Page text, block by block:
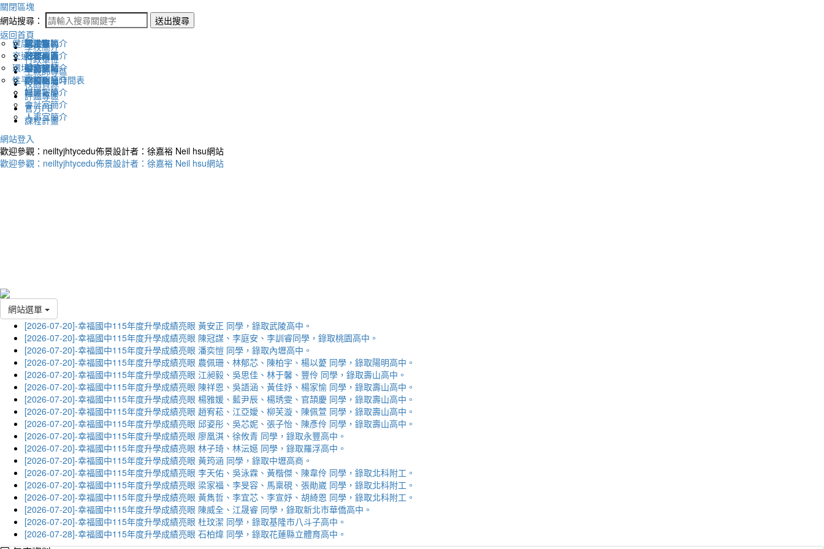
關閉區塊
網站搜尋：
送出搜尋
返回首頁
學校簡介
認識幸福
地理位置
英文網站
幸福相簿
媒體報導
行政單位
校長室簡介
教務處簡介
學務處簡介
總務處簡介
輔導室簡介
會計室簡介
人事室簡介
生親師專區
新生專區
升學專區
圖書館藏
學校作息時間表
校園資源
電子報
下載列表
評鑑專區
健康促進
交通安全
環境教育
性平教育
官方FB
課程計畫
網站登入
歡迎參觀：neiltyjhtycedu佈景設計者：徐嘉裕 Neil hsu網站
歡迎參觀：neiltyjhtycedu佈景設計者：徐嘉裕 Neil hsu網站
網站選單
[2026-07-20]-幸福國中115年度升學成績亮眼 黃安正 同學，錄取武陵高中。
[2026-07-20]-幸福國中115年度升學成績亮眼 陳冠謀、李庭安、李訓睿同學，錄取桃園高中。
[2026-07-20]-幸福國中115年度升學成績亮眼 潘奕愷 同學，錄取內壢高中。
[2026-07-20]-幸福國中115年度升學成績亮眼 農佩珊、林郁芯、陳柏宇、楊以薆 同學，錄取陽明高中。
[2026-07-20]-幸福國中115年度升學成績亮眼 江昶毅、吳思佳、林于馨、豐伶 同學，錄取壽山高中。
[2026-07-20]-幸福國中115年度升學成績亮眼 陳祥恩、吳語涵、黃佳妤、楊家愉 同學，錄取壽山高中。
[2026-07-20]-幸福國中115年度升學成績亮眼 楊雅媛、藍尹辰、楊琇雯、官頡慶 同學，錄取壽山高中。
[2026-07-20]-幸福國中115年度升學成績亮眼 趙宥菘、江亞嬡、柳芙漩、陳佩萱 同學，錄取壽山高中。
[2026-07-20]-幸福國中115年度升學成績亮眼 邱姿彤、吳芯妮、張子怡、陳彥伶 同學，錄取壽山高中。
[2026-07-20]-幸福國中115年度升學成績亮眼 廖凰淇、徐攸青 同學，錄取永豐高中。
[2026-07-20]-幸福國中115年度升學成績亮眼 林子琦、林沄嬨 同學，錄取羅浮高中。
[2026-07-20]-幸福國中115年度升學成績亮眼 黃筠涵 同學，錄取中壢高商。
[2026-07-20]-幸福國中115年度升學成績亮眼 李天佑、吳泳霖、黃楷傑、陳韋伶 同學，錄取北科附工。
[2026-07-20]-幸福國中115年度升學成績亮眼 梁家福、李旻容、馬稟硯、張勛崴 同學，錄取北科附工。
[2026-07-20]-幸福國中115年度升學成績亮眼 黃雋哲、李宜芯、李宣妤、胡綺恩 同學，錄取北科附工。
[2026-07-20]-幸福國中115年度升學成績亮眼 陳威全、江晟睿 同學，錄取新北市華僑高中。
[2026-07-20]-幸福國中115年度升學成績亮眼 杜玟潔 同學，錄取基隆市八斗子高中。
[2026-07-28]-幸福國中115年度升學成績亮眼 石柏煒 同學，錄取花蓮縣立體育高中。